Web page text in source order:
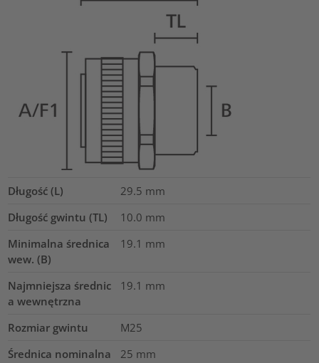
Długość (L) 29.5 mm
Długość gwintu (TL)
10.0 mm
Minimalna średnica
wew. (B)
19.1 mm
Najmniejsza średnic
a wewnętrzna
19.1 mm
Rozmiar gwintu
M25
Średnica nominalna
25 mm